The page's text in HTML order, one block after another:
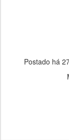
Postado há